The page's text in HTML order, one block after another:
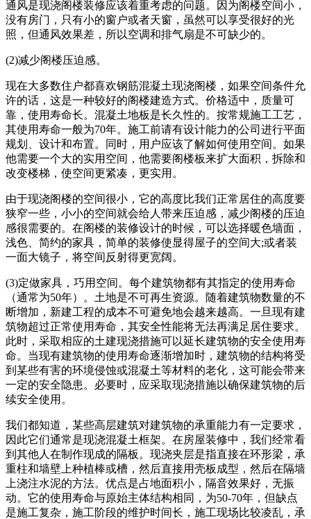
通风是现浇阁楼装修应该着重考虑的问题。因为阁楼空间小，
没有房门，只有小的窗户或者天窗，虽然可以享受很好的光
照，但通风效果差，所以空调和排气扇是不可缺少的。
(2)减少阁楼压迫感。
现在大多数住户都喜欢钢筋混凝土现浇阁楼，如果空间条件允
许的话，这是一种较好的阁楼建造方式。价格适中，质量可
靠，使用寿命长。混凝土地板是长久性的。按常规施工工艺，
其使用寿命一般为70年。施工前请有设计能力的公司进行平面
规划、设计和布置。同时，用户应该了解如何使用空间。如果
他需要一个大的实用空间，他需要阁楼板来扩大面积，拆除和
改变楼梯，使空间更紧凑，更实用。
由于现浇阁楼的空间很小，它的高度比我们正常居住的高度要
狭窄一些，小小的空间就会给人带来压迫感，减少阁楼的压迫
感很需要的。在阁楼的装修设计的时候，可以选择暖色墙面，
浅色、简约的家具，简单的装修使显得屋子的空间大;或者装
一面大镜子，将空间反射得更宽阔。
(3)定做家具，巧用空间。每个建筑物都有其指定的使用寿命
（通常为50年）。土地是不可再生资源。随着建筑物数量的不
断增加，新建工程的成本不可避免地会越来越高。一旦现有建
筑物超过正常使用寿命，其安全性能将无法再满足居住要求。
此时，采取相应的土建现浇措施可以延长建筑物的安全使用寿
命。当现有建筑物的使用寿命逐渐增加时，建筑物的结构将受
到某些有害的环境侵蚀或混凝土等材料的老化，这可能会带来
一定的安全隐患。必要时，应采取现浇措施以确保建筑物的后
续安全使用。
我们都知道，某些高层建筑对建筑物的承重能力有一定要求，
因此它们通常是现浇混凝土框架。在房屋装修中，我们经常看
到其他人在制作现成的隔板。现浇夹层是指直接在环形梁，承
重柱和墙壁上种植棒或槽，然后直接用壳板成型，然后在隔墙
上浇注水泥的方法。优点是占地面积小，隔音效果好，无振
动。它的使用寿命与原始主体结构相同，为50-70年，但缺点
是施工复杂，施工阶段的维护时间长，施工现场比较凌乱，承